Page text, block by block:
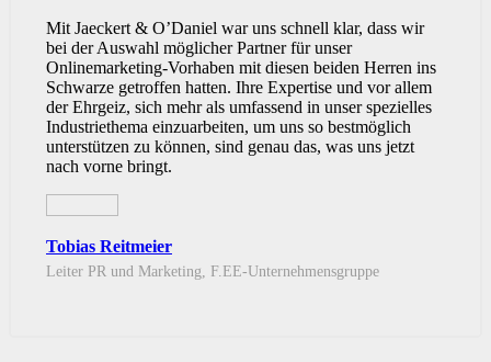
Mit Jaeckert & O’Daniel war uns schnell klar, dass wir
bei der Auswahl möglicher Partner für unser
Onlinemarketing-Vorhaben mit diesen beiden Herren ins
Schwarze getroffen hatten. Ihre Expertise und vor allem
der Ehrgeiz, sich mehr als umfassend in unser spezielles
Industriethema einzuarbeiten, um uns so bestmöglich
unterstützen zu können, sind genau das, was uns jetzt
nach vorne bringt.
Tobias Reitmeier
Leiter PR und Marketing, F.EE-Unternehmensgruppe